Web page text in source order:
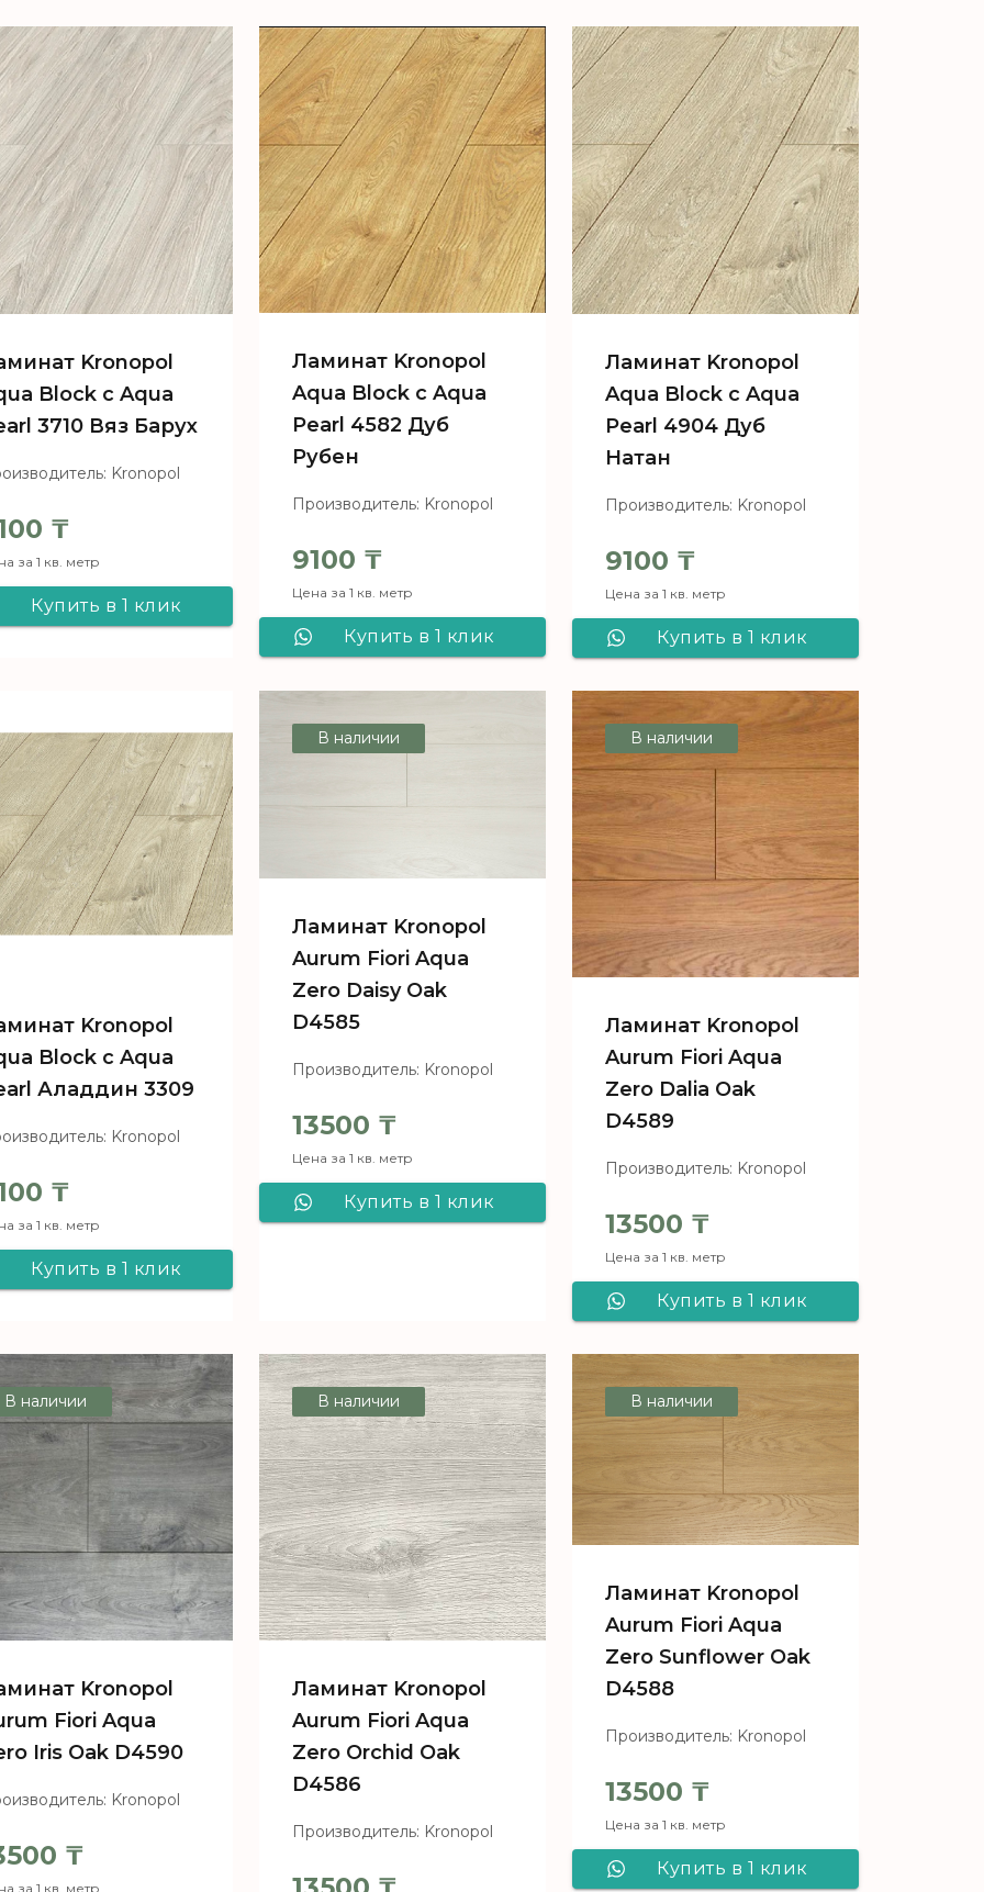
Aqua Block c Aqua
Pearl 3104 Дуб
Уриэль
Aqua Block c Aqua
Pearl 3310 Вяз
Ариэль
Kronopol
Block c Aqua
3710 Вяз Барух
Kronopol
₸
за 1 кв. метр
Купить в 1 клик
Барух
Ламинат Kronopol
Aqua Block c Aqua
Pearl 4582 Дуб
Рубен
Производитель: Kronopol
9100 ₸
Цена за 1 кв. метр
Купить в 1 клик
Pearl 4582 Дуб
Ламинат Kronopol
Aqua Block c Aqua
Pearl 4904 Дуб
Натан
Производитель: Kronopol
9100 ₸
Цена за 1 кв. метр
Купить в 1 клик
Aqua Block c Aqua
Pearl 4904 Дуб
Натан
Kronopol
Block c Aqua
Аладдин 3309
Kronopol
₸
за 1 кв. метр
Купить в 1 клик
Pearl Аладдин
3309
В наличии
Ламинат Kronopol
Aurum Fiori Aqua
Zero Daisy Oak
D4585
Производитель: Kronopol
13500 ₸
Цена за 1 кв. метр
Купить в 1 клик
D4585
В наличии
Ламинат Kronopol
Aurum Fiori Aqua
Zero Dalia Oak
D4589
Производитель: Kronopol
13500 ₸
Цена за 1 кв. метр
Купить в 1 клик
Aurum Fiori Aqua
Zero Dalia Oak
D4589
В наличии
Kronopol
Fiori Aqua
Iris Oak D4590
Kronopol
₸
за 1 кв. метр
В наличии
Ламинат Kronopol
Aurum Fiori Aqua
Zero Orchid Oak
D4586
Производитель: Kronopol
В наличии
Ламинат Kronopol
Aurum Fiori Aqua
Zero Sunflower Oak
D4588
Производитель: Kronopol
13500 ₸
Цена за 1 кв. метр
Купить в 1 клик